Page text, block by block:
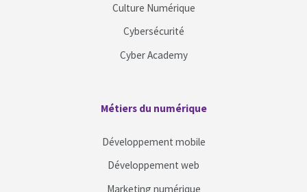
Culture Numérique
Cybersécurité
Cyber Academy
Passer Métiers du numériqueMétiers du numérique
Développement mobile
Développement web
Marketing numérique